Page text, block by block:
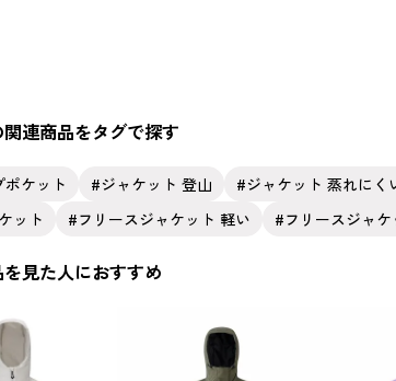
連商品をタグで探す
ケット ジャケット 登山 ジャケット 蒸れにく
ット フリースジャケット 軽い フリースジャ
を見た人におすすめ